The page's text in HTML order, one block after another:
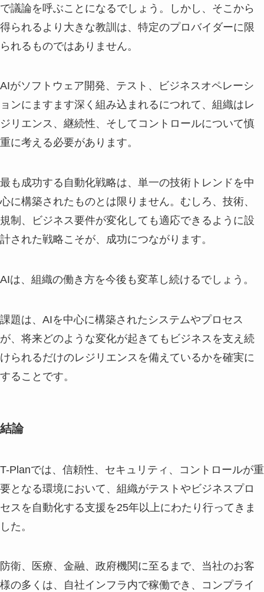
で議論を呼ぶことになるでしょう。しかし、そこから
得られるより大きな教訓は、特定のプロバイダーに限
られるものではありません。
AIがソフトウェア開発、テスト、ビジネスオペレーシ
ョンにますます深く組み込まれるにつれて、組織はレ
ジリエンス、継続性、そしてコントロールについて慎
重に考える必要があります。
最も成功する自動化戦略は、単一の技術トレンドを中
心に構築されたものとは限りません。むしろ、技術、
規制、ビジネス要件が変化しても適応できるように設
計された戦略こそが、成功につながります。
AIは、組織の働き方を今後も変革し続けるでしょう。
課題は、AIを中心に構築されたシステムやプロセス
が、将来どのような変化が起きてもビジネスを支え続
けられるだけのレジリエンスを備えているかを確実に
することです。
結論
T-Planでは、信頼性、セキュリティ、コントロールが重
要となる環境において、組織がテストやビジネスプロ
セスを自動化する支援を25年以上にわたり行ってきま
した。
防衛、医療、金融、政府機関に至るまで、当社のお客
様の多くは、自社インフラ内で稼働でき、コンプライ